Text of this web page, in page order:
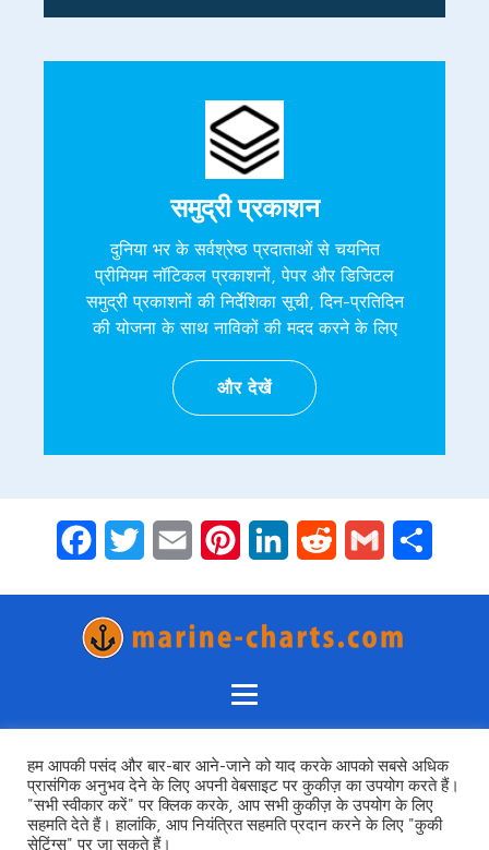
समुद्री प्रकाशन
दुनिया भर के सर्वश्रेष्ठ प्रदाताओं से चयनित
प्रीमियम नॉटिकल प्रकाशनों, पेपर और डिजिटल
समुद्री प्रकाशनों की निर्देशिका सूची, दिन-प्रतिदिन
की योजना के साथ नाविकों की मदद करने के लिए
और देखें
FacebookTwitter Email PinterestLinkedIn Reddit Gmail
गोपनीयता नीति
नियम एवं शर्तें
सुरक्षित समुद्री यात्रा योजना के लिए समुद्री नेविगेशन उत्पादों और सेवाओं के
हम आपकी पसंद और बार-बार आने-जाने को याद करके आपको सबसे अधिक
प्रासंगिक अनुभव देने के लिए अपनी वेबसाइट पर कुकीज़ का उपयोग करते हैं।
"सभी स्वीकार करें" पर क्लिक करके, आप सभी कुकीज़ के उपयोग के लिए
सहमति देते हैं। हालांकि, आप नियंत्रित सहमति प्रदान करने के लिए "कुकी
सेटिंग्स" पर जा सकते हैं।